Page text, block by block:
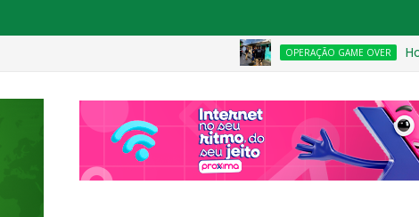
OPERAÇÃO GAME OVER
Homem é